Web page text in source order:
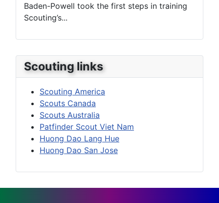
Scouting links
Scouting America
Scouts Canada
Scouts Australia
Patfinder Scout Viet Nam
Huong Dao Lang Hue
Huong Dao San Jose
Baden-Powell took the first steps in training
Scouting’s...